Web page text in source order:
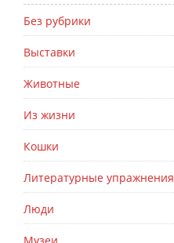
Без рубрики
Выставки
Животные
Из жизни
Кошки
Литературные упражнения
Люди